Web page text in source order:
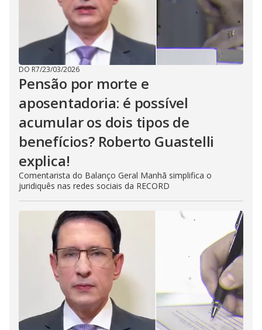
DO R7/23/03/2026
Pensão por morte e
aposentadoria: é possível
acumular os dois tipos de
benefícios? Roberto Guastelli
explica!
Comentarista do Balanço Geral Manhã simplifica o
juridiquês nas redes sociais da RECORD